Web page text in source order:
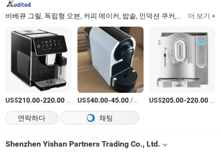
바베큐 그릴, 독립형 오븐, 커피 메이커, 밥솥, 인덕션 쿠커, 가스 쿠커, 전기 오븐, 피자 오븐, 튀김기, 빵 굽는 기계 더 보기 +
US$210.00-220.00 US$40.00-45.00/상품 US$205.00-220.00
연락하다
채팅
Shenzhen Yishan Partners Trading Co., Ltd.